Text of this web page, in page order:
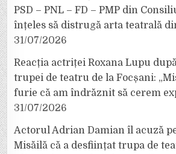
PSD – PNL – FD – PMP din
înțeles să distrugă arta teatrală
31/07/2026
Reacția actriței Roxana Lupu
trupei de teatru de la Focșani:
furie că am îndrăznit să cerem
31/07/2026
Actorul Adrian Damian îl acuză
Misăilă că a desființat trupa de